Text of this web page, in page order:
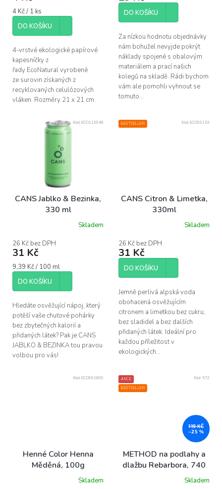
Měrná
cena:
4 Kč / 1 ks
DO KOŠÍKU
4-vrstvé ekologické papírové
kapesníčky z
řady EcoNatural vyrobené
ze surovin získaných z
recyklovaných celulózových
vláken. Rozměry 21 x 21 cm.
5,0
5
DO KOŠÍKU
Za nízkou hodnotu objednávky
nám bohužel nevyjde pokrýt
náklady spojené s obalovým
materiálem a prací našich
kolegů na skladě. Rádi bychom
vám ale pomohli vyhnout se
tomuto...
CANS Jablko & Bezinka,
330 ml
Skladem
26 Kč bez DPH
31 Kč
Měrná
cena:
9,39 Kč / 100 ml
DO KOŠÍKU
Hledáte osvěžující nápoj, který
potěší vaše chuťové pohárky
bez zbytečných kalorií a
přidaných látek? Pak je CANS
JABLKO & BEZINKA tou pravou
volbou pro vás!
Kód: ECO113048 BESTSELLER
CANS Citron & Limetka,
330ml
produktu
je
5,0
5
Skladem
26 Kč bez DPH
31 Kč
DO KOŠÍKU
Jemně perlivá alpská voda
obohacená osvěžujícím
citronem a limetkou bez cukru,
bez sladidel a bez dalších
přidaných látek. Ideální pro
každou příležitost v
ekologických...
Kód: ECO99153
Henné Color Henna
Měděná, 100g
Skladem
Kód: ECO991809
AKCE
BESTSELLER
119 KČ
–25 %
METHOD na podlahy a
dlažbu Rebarbora, 740
Skladem
Kód: 572